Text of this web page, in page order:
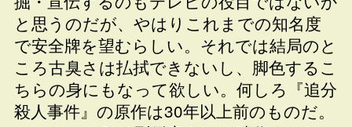
と思うのだが、やはりこれまでの知名度
で安全牌を望むらしい。それでは結局のと
ころ古臭さは払拭できないし、脚色するこ
ちらの身にもなって欲しい。何しろ『追分
殺人事件』の原作は30年以上前のものだ。